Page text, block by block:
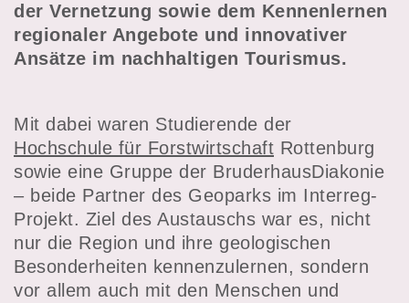
der Vernetzung sowie dem Kennenlernen
regionaler Angebote und innovativer
Ansätze im nachhaltigen Tourismus.
Mit dabei waren Studierende der
Hochschule für Forstwirtschaft Rottenburg
sowie eine Gruppe der BruderhausDiakonie
– beide Partner des Geoparks im Interreg-
Projekt. Ziel des Austauschs war es, nicht
nur die Region und ihre geologischen
Besonderheiten kennenzulernen, sondern
vor allem auch mit den Menschen und